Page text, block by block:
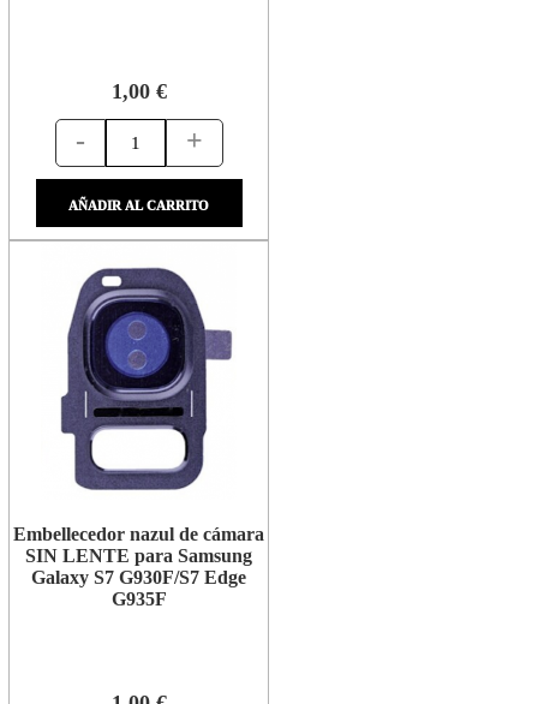
1,00 €
- +
AÑADIR AL CARRITO
Embellecedor nazul de cámara
SIN LENTE para Samsung
Galaxy S7 G930F/S7 Edge
G935F